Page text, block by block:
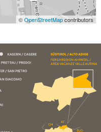
©OpenStreetMapcontributors